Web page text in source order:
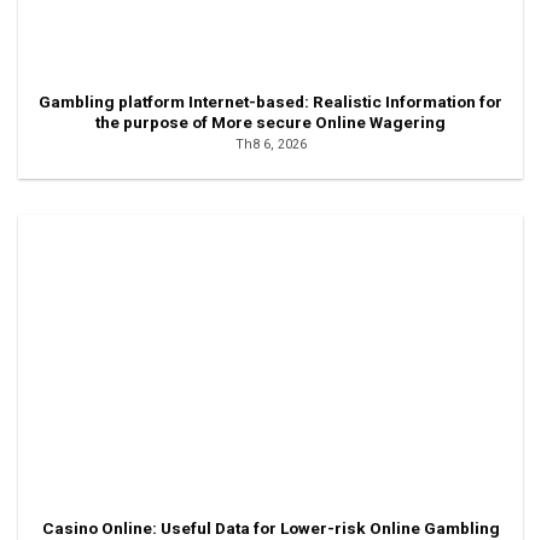
Gambling platform Internet-based: Realistic Information for
the purpose of More secure Online Wagering
Th8 6, 2026
Casino Online: Useful Data for Lower-risk Online Gambling